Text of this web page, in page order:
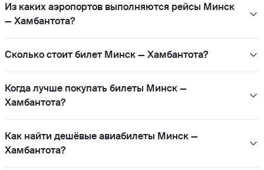
Из каких аэропортов выполняются рейсы Минск
— Хамбантота?
Сколько стоит билет Минск — Хамбантота?
Когда лучше покупать билеты Минск —
Хамбантота?
Как найти дешёвые авиабилеты Минск —
Хамбантота?